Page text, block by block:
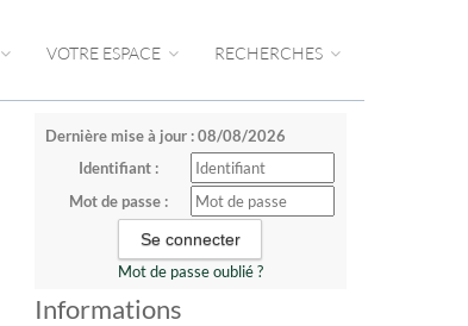
VOTRE ESPACE RECHERCHES
Dernière mise à jour : 08/08/2026
Identifiant :
Mot de passe :
Mot de passe oublié ?
Informations